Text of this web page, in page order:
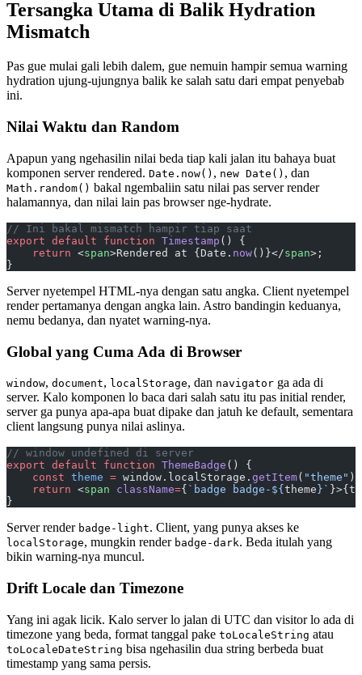
Tersangka Utama di Balik Hydration
Mismatch
Pas gue mulai gali lebih dalem, gue nemuin hampir semua warning
hydration ujung-ujungnya balik ke salah satu dari empat penyebab
ini.
Nilai Waktu dan Random
Apapun yang ngehasilin nilai beda tiap kali jalan itu bahaya buat
komponen server rendered. Date.now() , new Date() , dan
Math.random() bakal ngembaliin satu nilai pas server render
halamannya, dan nilai lain pas browser nge-hydrate.
// Ini bakal mismatch hampir tiap saat
export default function Timestamp () {
    return
<span>Rendered at {Date. now()}</span>;
}
Server nyetempel HTML-nya dengan satu angka. Client nyetempel
render pertamanya dengan angka lain. Astro bandingin keduanya,
nemu bedanya, dan nyatet warning-nya.
Global yang Cuma Ada di Browser
window, document, localStorage, dan navigator ga ada di
server. Kalo komponen lo baca dari salah satu itu pas initial render,
server ga punya apa-apa buat dipake dan jatuh ke default, sementara
client langsung punya nilai aslinya.
// window undefined di server
export default function ThemeBadge () {
    const
theme = window.localStorage. getItem( "theme" )
    return
<span className={ `badge badge-${ theme }`
}
Server render badge-light. Client, yang punya akses ke
localStorage, mungkin render badge-dark. Beda itulah yang
bikin warning-nya muncul.
Drift Locale dan Timezone
Yang ini agak licik. Kalo server lo jalan di UTC dan visitor lo ada di
timezone yang beda, format tanggal pake toLocaleString atau
toLocaleDateString bisa ngehasilin dua string berbeda buat
timestamp yang sama persis.